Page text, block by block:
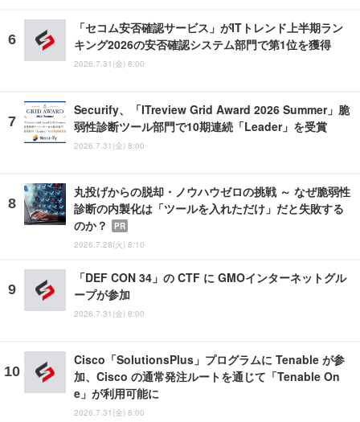
「セコム安否確認サービス」がITトレンド上半期ラン
キング2026の安否確認システム部門で第1位を獲得
2026.7.31(金) 8:00
Securify、「ITreview Grid Award 2026 Summer」脆
弱性診断ツール部門で10期連続「Leader」を受賞
2026.7.31(金) 8:00
丸投げからの脱却・ノウハウゼロの挑戦 ～ なぜ脆弱性
診断の内製化は「ツールを入れただけ」だと失敗する
のか？
PR
2026.7.28(火) 8:10
「DEF CON 34」の CTF に GMOインターネットグル
ープが参加
2026.7.31(金) 8:00
Cisco「SolutionsPlus」プログラムに Tenable が参
加、Cisco の通常発注ルートを通じて「Tenable On
e」が利用可能に
2026.7.31(金) 8:00